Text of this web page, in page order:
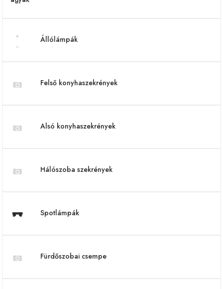
Állólámpák
Felső konyhaszekrények
Alsó konyhaszekrények
Hálószoba szekrények
Spotlámpák
Fürdőszobai csempe